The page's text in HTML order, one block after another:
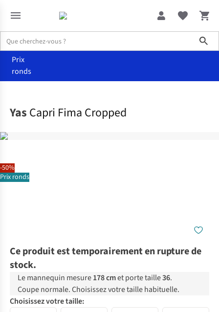
Prix
ronds
-50%
Prix ronds
Yas Capri Fima Cropped
Ce produit est temporairement en rupture de
stock.
Le mannequin mesure178 cmet porte taille36.
Coupe normale. Choisissez votre taille habituelle.
Choisissez votre taille: